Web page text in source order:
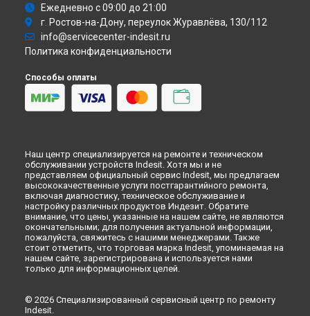
Ремонт духового шкафа FIM 51 K.A (BK) Indesit в
Ремонт духового шкафа FIM 51 K.A (BK) Indesit вОренбурге
Ремонт духового шкафа FIM 51 K.A (BK) Indesit в
Ремонт духового шкафа FIM 51 K.A (BK) Indesit в
Ремонт духового шкафа FIM 51 K.A (BK) Indesit в
Ремонт духового шкафа FIM 51 K.A (BK) Indesit в
Ремонт духового шкафа FIM 51 K.A (BK) Indesit в
Ежедневно с 09:00 до 21:00
г. Ростов-на-Дону, переулок Журавлёва, 130/112
info@servicecenter-indesit.ru
Политика конфиденциальности
Способы оплаты
Наш центр специализируется на ремонте и техническом
обслуживании устройств Indesit. Хотя мы и не
представляем официальный сервис Indesit, мы предлагаем
высококачественные услуги постгарантийного ремонта,
включая диагностику, техническое обслуживание и
настройку различных продуктов Индезит. Обратите
внимание, что цены, указанные на нашем сайте, не являются
окончательными; для получения актуальной информации,
пожалуйста, свяжитесь с нашими менеджерами. Также
стоит отметить, что торговая марка Indesit, упоминаемая на
нашем сайте, зарегистрирована и используется нами
только для информационных целей.
© 2026 Специализированный сервисный центр по ремонту
Indesit.